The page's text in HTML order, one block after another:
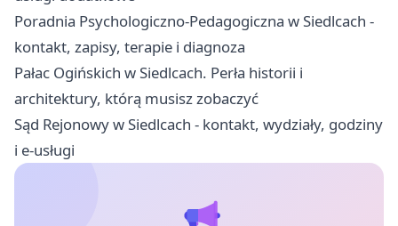
Poradnia Psychologiczno-Pedagogiczna w Siedlcach -
kontakt, zapisy, terapie i diagnoza
Pałac Ogińskich w Siedlcach. Perła historii i
architektury, którą musisz zobaczyć
Sąd Rejonowy w Siedlcach - kontakt, wydziały, godziny
i e-usługi